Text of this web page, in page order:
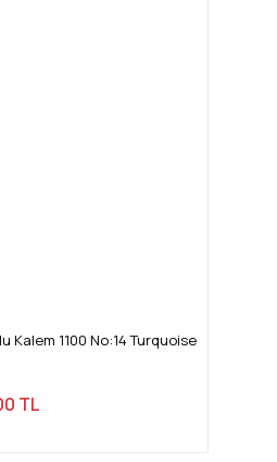
Kalem 1100 No:14 Turquoise
TL